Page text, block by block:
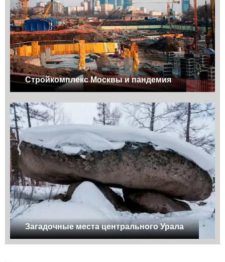
Стройкомплекс Москвы и пандемия
Загадочные места центрального Урала